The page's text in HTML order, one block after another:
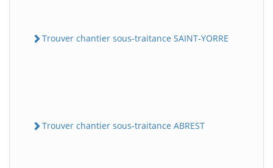
Trouver chantier sous-traitance SAINT-YORRE
Trouver chantier sous-traitance ABREST